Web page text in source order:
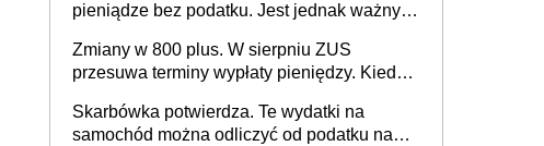
pieniądze bez podatku. Jest jednak ważny
Zmiany w 800 plus. W sierpniu ZUS
przesuwa terminy wypłaty pieniędzy. Kiedy
Skarbówka potwierdza. Te wydatki na
samochód można odliczyć od podatku nawet